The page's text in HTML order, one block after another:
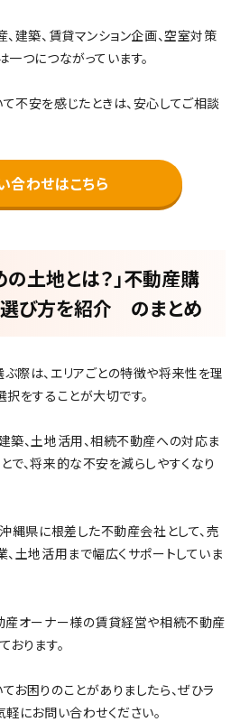
建築、賃貸マンション企画、空室対策
つにつながっています。
不安を感じたときは、安心してご相談
合わせはこちら
の土地とは？」不動産購
び方を紹介 のまとめ
際は、エリアごとの特徴や将来性を理
をすることが大切です。
築、土地活用、相続不動産への対応ま
で、将来的な不安を減らしやすくなり
縄県に根差した不動産会社として、売
、土地活用まで幅広くサポートしていま
産オーナー様の賃貸経営や相続不動産
ります。
お困りのことがありましたら、ぜひラ
にお問い合わせください。